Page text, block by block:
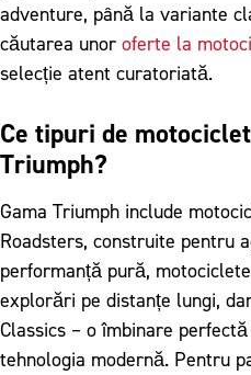
adventure, până la variante
căutarea unor oferte la
selecție atent curatoriată.
Ce tipuri de
Triumph?
Gama Triumph include
Roadsters, construite pentru
performanță pură,
explorări pe distanțe lungi,
Classics – o îmbinare
tehnologia modernă. Pentru